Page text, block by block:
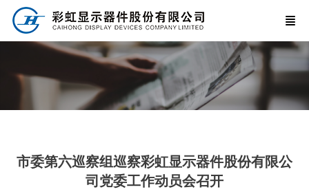
市委第六巡察组巡察彩虹显示器件股份有限公
司党委工作动员会召开